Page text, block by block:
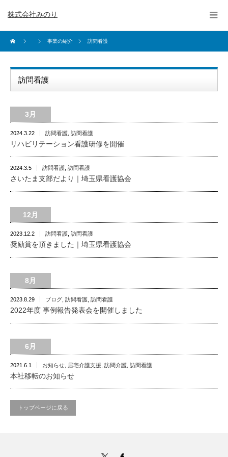
株式会社みのり
事業の紹介 訪問看護
訪問看護
3月
2024.3.22 訪問看護 訪問看護
リハビリテーション看護研修を開催
2024.3.5 訪問看護 訪問看護
さいたま支部だより｜埼玉県看護協会
12月
2023.12.2 訪問看護 訪問看護
奨励賞を頂きました｜埼玉県看護協会
8月
2023.8.29 ブログ 訪問看護 訪問看護
2022年度 事例報告発表会を開催しました
6月
2021.6.1 お知らせ 居宅介護支援 訪問介護 訪問看護
本社移転のお知らせ
トップページに戻る